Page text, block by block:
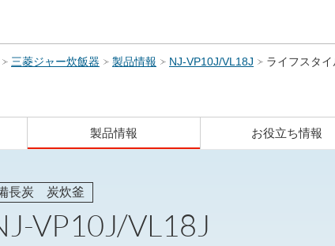
三菱ジャー炊飯器 製品情報 NJ-VP10J/VL18J ライフスタ
製品情報 お役立ち情報
長炭 炭炊釜
VP10J/VL18J